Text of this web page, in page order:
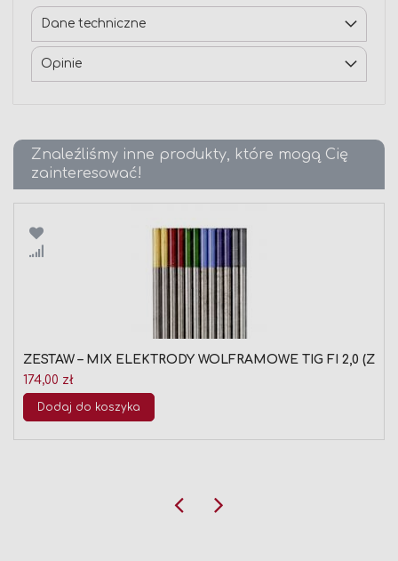
Dane techniczne
Opinie
Znaleźliśmy inne produkty, które mogą Cię
zainteresować!
Porównaj
ZESTAW – MIX ELEKTRODY WOLFRAMOWE TIG FI 2,0
174,00 zł
Dodaj do koszyka